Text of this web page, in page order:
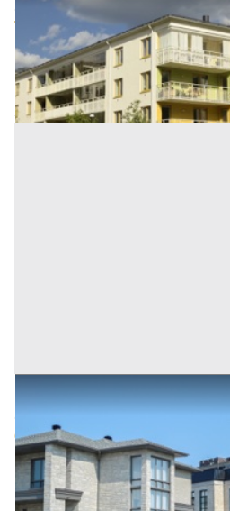
Bagheria (Palermo)
Offerta minima
76.882,50 € 102.510 €
Codice asta: 0d750b6a
Asta chiusa
Asta Abitazione di tipo civile
Bagheria (Palermo)
66.561,88 €
Codice asta:b557d802
Asta chiusa